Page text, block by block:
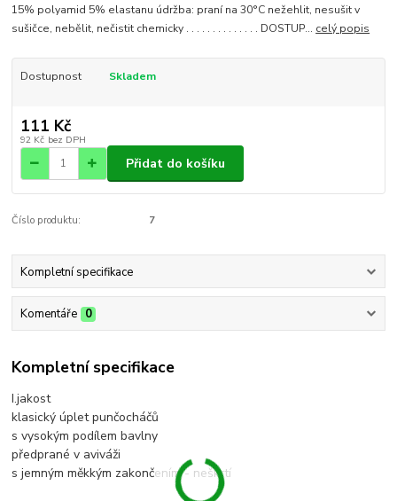
15% polyamid 5% elastanu údržba: praní na 30°C nežehlit, nesušit v
sušičce, nebělit, nečistit chemicky . . . . . . . . . . . . . . DOSTUP... celý popis
Dostupnost Skladem
111 Kč
92 Kč bez DPH
Přidat do košíku
Číslo produktu: 7
Kompletní specifikace
Komentáře 0
Kompletní specifikace
I.jakost
klasický úplet punčocháčů
s vysokým podílem bavlny
předprané v aviváži
s jemným měkkým zakončením - neškrtí